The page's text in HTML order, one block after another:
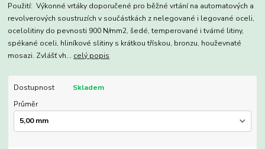
Použití: Výkonné vrtáky doporučené pro běžné vrtání na automatových a
revolverových soustruzích v součástkách z nelegované i legované oceli,
ocelolitiny do pevnosti 900 N/mm2, šedé, temperované i tvárné litiny,
spékané oceli, hliníkové slitiny s krátkou třískou, bronzu, houževnaté
mosazi. Zvlášť vh... celý popis
Dostupnost
Skladem
Průměr